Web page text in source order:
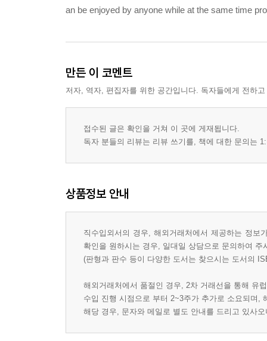
an be enjoyed by anyone while at the same time
만든 이 코멘트
저자, 역자, 편집자를 위한 공간입니다. 독자들에게 전하
접수된 글은 확인을 거쳐 이 곳에 게재됩니다.
독자 분들의 리뷰는 리뷰 쓰기를, 책에 대한 문의는
상품정보 안내
직수입외서의 경우, 해외거래처에서 제공하는 정
확인을 원하시는 경우, 일대일 상담으로 문의하여 주
(판형과 판수 등이 다양한 도서는 찾으시는 도서의
해외거래처에서 품절인 경우, 2차 거래선을 통해 유
수입 진행 시점으로 부터 2~3주가 추가로 소요되며,
해당 경우, 문자와 메일로 별도 안내를 드리고 있사